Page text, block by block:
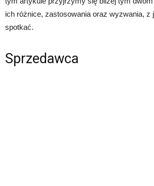
ich różnice, zastosowania oraz wyzwania, z
spotkać.
Sprzedawca